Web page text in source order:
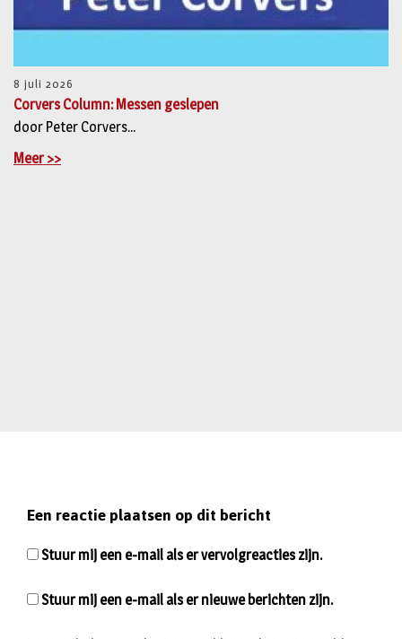
8 juli 2026
Corvers Column: Messen geslepen
door Peter Corvers...
Meer >>
Een reactie plaatsen op dit bericht
Stuur mij een e-mail als er vervolgreacties zijn.
Stuur mij een e-mail als er nieuwe berichten zijn.